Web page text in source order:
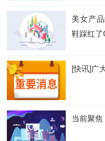
美女产
鞋踩红了
[快讯]广
当前聚